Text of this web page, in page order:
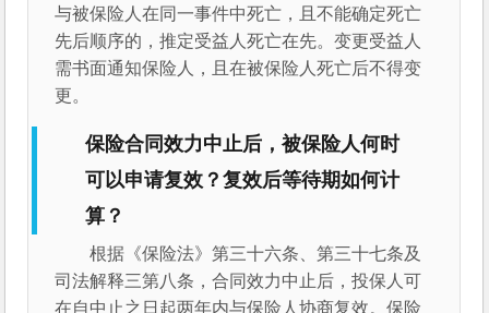
与被保险人在同一事件中死亡，且不能确定死亡
先后顺序的，推定受益人死亡在先。变更受益人
需书面通知保险人，且在被保险人死亡后不得变
更。
保险合同效力中止后，被保险人何时
可以申请复效？复效后等待期如何计
算？
根据《保险法》第三十六条、第三十七条及
司法解释三第八条，合同效力中止后，投保人可
在自中止之日起两年内与保险人协商复效。保险